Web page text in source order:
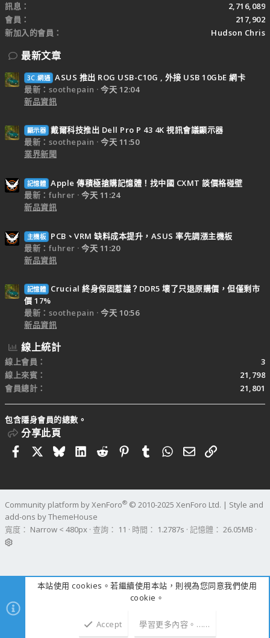
訊息
2,716,089
會員
217,902
新加入的會員
Hudson Chris
最新文章
3C.網通 ASUS 推出 ROG USB-C10G , 外接 USB 10GbE 網卡
最新：soothepain
今天 12:04
新品資訊
顯示器 戴爾科技推出 Dell Pro P 43 4K 視訊會議顯示器
最新：soothepain
今天 11:50
業界新聞
記憶體 Apple 傳積極搶購記憶體！找中國 CXMT 談價格碰壁
最新：fuhrer
今天 11:24
新品資訊
主機板
PCB、VRM 缺料成本提升，ASUS 率先調漲主機板
最新：fuhrer
今天 11:20
新品資訊
記憶體
Crucial 終身保固惹議？DDR5 壞了只退原購價，但僅剩市
價 17%
最新：soothepain
今天 10:56
新品資訊
線上統計
線上會員
3
線上來賓
21,798
會員總計
21,801
包含隱身會員的總數。
分享此頁
FacebookBlueskyLinkedIn
RedditPinterestTumblrWhatsApp
電子郵件
連結
Community platform by XenForo® © 2010-2025 XenForo Ltd. | Style and
add-ons by ThemeHouse
寬度
查詢 11 時間 1.2787s 記憶體 26.05MB
本站使用 cookies。若繼續使用本站，則視為您同意我們使用
cookie。
Accept 學習更多內容。……